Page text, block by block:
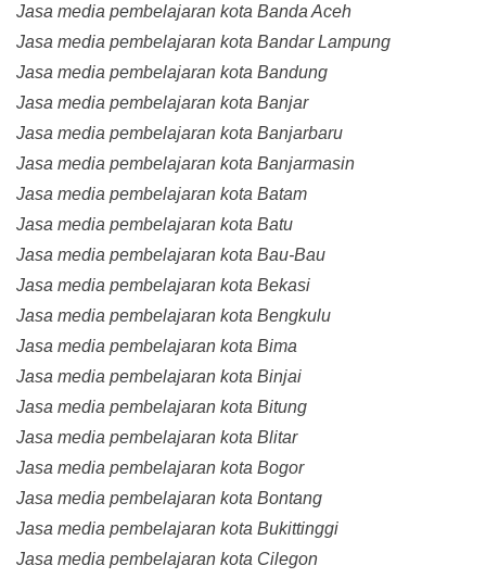
Jasa media pembelajaran kota Banda Aceh
Jasa media pembelajaran kota Bandar Lampung
Jasa media pembelajaran kota Bandung
Jasa media pembelajaran kota Banjar
Jasa media pembelajaran kota Banjarbaru
Jasa media pembelajaran kota Banjarmasin
Jasa media pembelajaran kota Batam
Jasa media pembelajaran kota Batu
Jasa media pembelajaran kota Bau-Bau
Jasa media pembelajaran kota Bekasi
Jasa media pembelajaran kota Bengkulu
Jasa media pembelajaran kota Bima
Jasa media pembelajaran kota Binjai
Jasa media pembelajaran kota Bitung
Jasa media pembelajaran kota Blitar
Jasa media pembelajaran kota Bogor
Jasa media pembelajaran kota Bontang
Jasa media pembelajaran kota Bukittinggi
Jasa media pembelajaran kota Cilegon